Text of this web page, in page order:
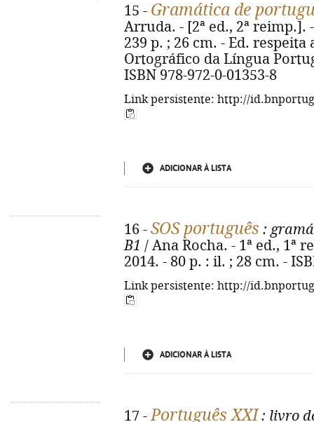
15 - Gramática de
Arruda. - [2ª ed., 2ª reimp.].
239 p. ; 26 cm. - Ed.
Ortográfico da Língua
ISBN 978-972-0-01353-8
Link persistente: http://
ADICIONAR À LISTA
16 - SOS português :
B1 / Ana Rocha. - 1ª ed., 1ª
2014. - 80 p. : il. ; 28 cm. -
Link persistente: http://
ADICIONAR À LISTA
17 -Português XXI : livro